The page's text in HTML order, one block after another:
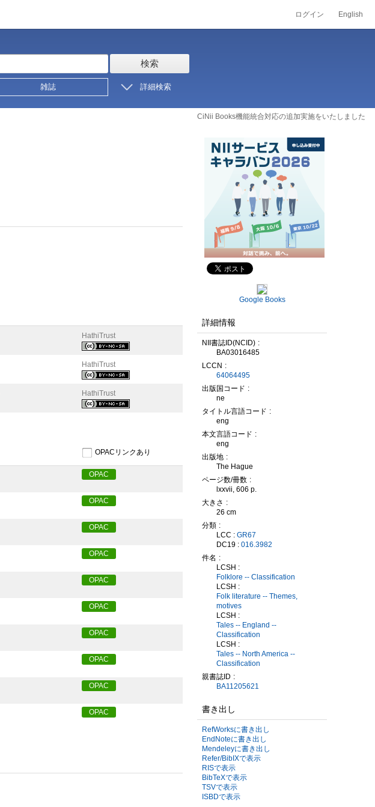
ログイン English
検索
雑誌 詳細検索
CiNii Books機能統合対応の追加実施をいたしました
HathiTrust
HathiTrust
HathiTrust
OPACリンクあり
OPAC
OPAC
OPAC
OPAC
OPAC
OPAC
OPAC
OPAC
OPAC
OPAC
Google Books
詳細情報
NII書誌ID(NCID)
BA03016485
LCCN
64064495
出版国コード
ne
タイトル言語コード
eng
本文言語コード
eng
出版地
The Hague
ページ数/冊数
lxxvii, 606 p.
大きさ
26 cm
分類
LCC : GR67
DC19 : 016.3982
件名
LCSH :
Folklore -- Classification
LCSH :
Folk literature -- Themes,
motives
LCSH :
Tales -- England --
Classification
LCSH :
Tales -- North America --
Classification
親書誌ID
BA11205621
書き出し
RefWorksに書き出し
EndNoteに書き出し
Mendeleyに書き出し
Refer/BibIXで表示
RISで表示
BibTeXで表示
TSVで表示
ISBDで表示